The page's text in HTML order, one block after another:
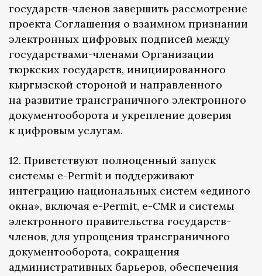
государств-членов завершить рассмотрение
проекта Соглашения о взаимном признании
электронных цифровых подписей между
государствами-членами Организации
тюркских государств, инициированного
кыргызской стороной и направленного
на развитие трансграничного электронного
документооборота и укрепление доверия
к цифровым услугам.
12. Приветствуют полноценный запуск
системы e-Permit и поддерживают
интеграцию национальных систем «единого
окна», включая e-Permit, e-CMR и системы
электронного правительства государств-
членов, для упрощения трансграничного
документооборота, сокращения
административных барьеров, обеспечения